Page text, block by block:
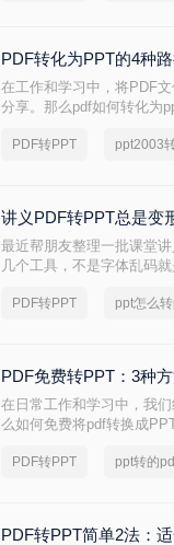
PDF转化为PPT的4种
在工作和学习中，将PDF
分享。那么pdf如何转化为
PDF转PPT ppt2003
讲义PDF转PPT总是变
最近帮朋友整理一批课堂
几个工具，不是字体乱码
片的教案——不同情况方法
PDF转PPT ppt怎么
PDF免费转PPT：3种
在日常工作和学习中，我
么如何免费将pdf转换成
PDF转PPT
PDF转PPT简单2法：